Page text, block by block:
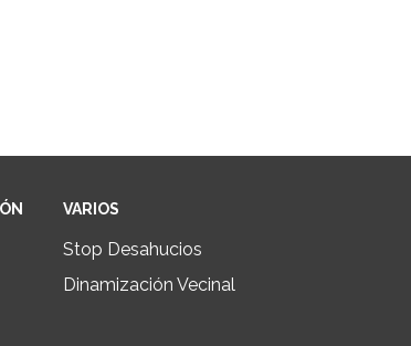
VARIOS
Stop Desahucios
Dinamización Vecinal